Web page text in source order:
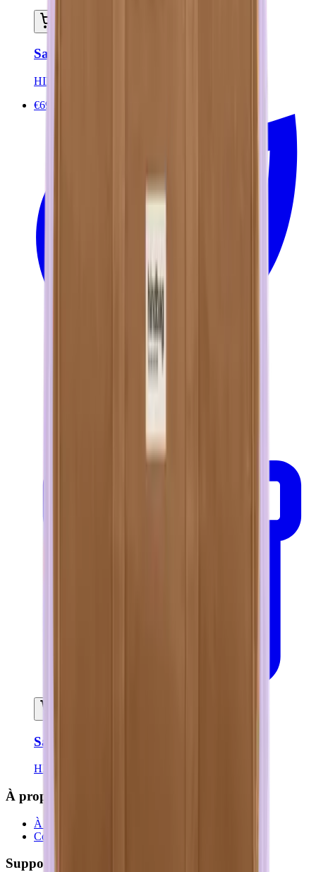
Sac week end GABRIEL - Lilas
HINDBAG
€69.00
Sac week end GABRIEL - Cannelle
HINDBAG
À propos
À propos de nous
Contactez-nous
Support